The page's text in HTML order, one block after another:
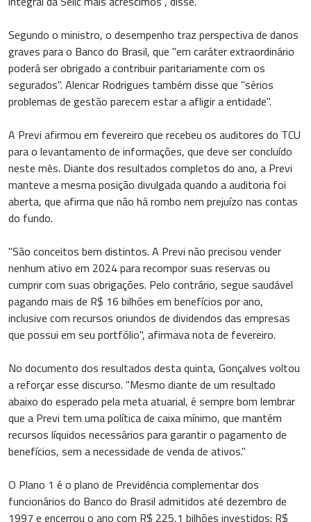
Segundo o ministro, o desempenho traz perspectiva de danos
graves para o Banco do Brasil, que "em caráter extraordinário
poderá ser obrigado a contribuir paritariamente com os
segurados". Alencar Rodrigues também disse que "sérios
problemas de gestão parecem estar a afligir a entidade".
A Previ afirmou em fevereiro que recebeu os auditores do TCU
para o levantamento de informações, que deve ser concluído
neste mês. Diante dos resultados completos do ano, a Previ
manteve a mesma posição divulgada quando a auditoria foi
aberta, que afirma que não há rombo nem prejuízo nas contas
do fundo.
"São conceitos bem distintos. A Previ não precisou vender
nenhum ativo em 2024 para recompor suas reservas ou
cumprir com suas obrigações. Pelo contrário, segue saudável
pagando mais de R$ 16 bilhões em benefícios por ano,
inclusive com recursos oriundos de dividendos das empresas
que possui em seu portfólio", afirmava nota de fevereiro.
No documento dos resultados desta quinta, Gonçalves voltou
a reforçar esse discurso. "Mesmo diante de um resultado
abaixo do esperado pela meta atuarial, é sempre bom lembrar
que a Previ tem uma política de caixa mínimo, que mantém
recursos líquidos necessários para garantir o pagamento de
benefícios, sem a necessidade de venda de ativos."
O Plano 1 é o plano de Previdência complementar dos
funcionários do Banco do Brasil admitidos até dezembro de
1997 e encerrou o ano com R$ 225,1 bilhões investidos: R$